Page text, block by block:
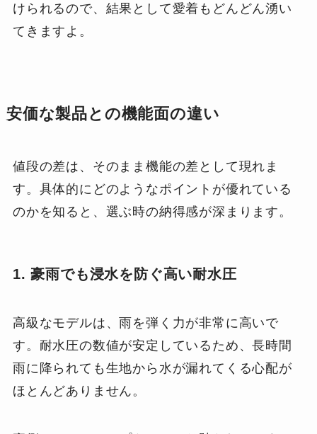
けられるので、結果として愛着もどんどん湧い
てきますよ。
安価な製品との機能面の違い
値段の差は、そのまま機能の差として現れま
す。具体的にどのようなポイントが優れている
のかを知ると、選ぶ時の納得感が深まります。
1. 豪雨でも浸水を防ぐ高い耐水圧
高級なモデルは、雨を弾く力が非常に高いで
す。耐水圧の数値が安定しているため、長時間
雨に降られても生地から水が漏れてくる心配が
ほとんどありません。